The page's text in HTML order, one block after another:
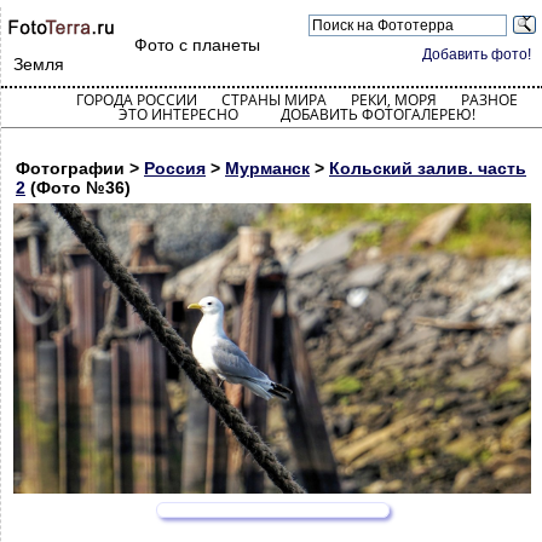
Добавить фото!
Фото с планеты
Земля
ГОРОДА РОССИИ СТРАНЫ МИРА РЕКИ, МОРЯ РАЗНОЕ
ЭТО ИНТЕРЕСНО ДОБАВИТЬ ФОТОГАЛЕРЕЮ!
Фотографии > Россия > Мурманск > Кольский залив. часть
2 (Фото №36)